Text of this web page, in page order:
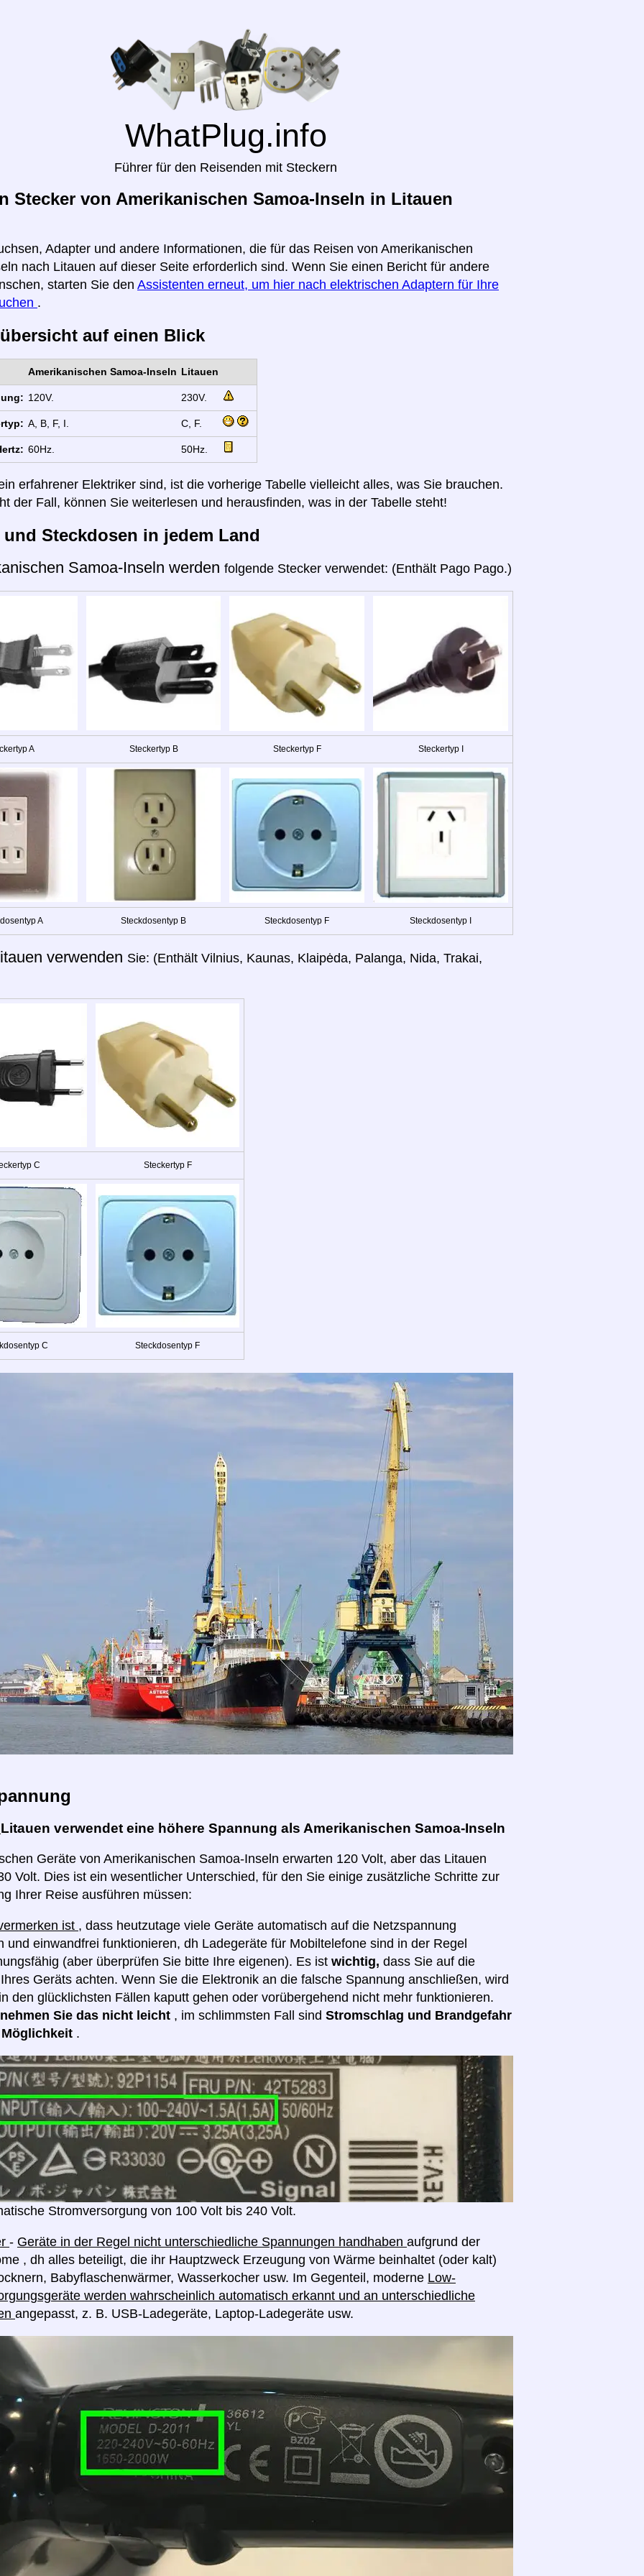
WhatPlug.info
Führer für den Reisenden mit Steckern
Stecker von Amerikanischen Samoa-Inseln in Litauen
Adapter und andere Informationen, die für das Reisen von Amerikanischen
nach Litauen auf dieser Seite erforderlich sind. Wenn Sie einen Bericht für andere
starten Sie den Assistenten erneut, um hier nach elektrischen Adaptern für Ihre
.
auf einen Blick
Amerikanischen Samoa-Inseln Litauen
120V. 230V.
A, B, F, I. C, F.
60Hz. 50Hz.
erfahrener Elektriker sind, ist die vorherige Tabelle vielleicht alles, was Sie brauchen.
der Fall, können Sie weiterlesen und herausfinden, was in der Tabelle steht!
und Steckdosen in jedem Land
Samoa-Inseln werden folgende Stecker verwendet: (Enthält Pago Pago.)
A Steckertyp B Steckertyp F Steckertyp I
A Steckdosentyp B Steckdosentyp F Steckdosentyp I
verwenden Sie: (Enthält Vilnius, Kaunas, Klaipėda, Palanga, Nida, Trakai,
C Steckertyp F
C Steckdosentyp F
Litauen verwendet eine höhere Spannung als Amerikanischen Samoa-Inseln
Geräte von Amerikanischen Samoa-Inseln erwarten 120 Volt, aber das Litauen
Volt. Dies ist ein wesentlicher Unterschied, für den Sie einige zusätzliche Schritte zur
Ihrer Reise ausführen müssen:
ist , dass heutzutage viele Geräte automatisch auf die Netzspannung
und einwandfrei funktionieren, dh Ladegeräte für Mobiltelefone sind in der Regel
(aber überprüfen Sie bitte Ihre eigenen). Es ist wichtig, dass Sie auf die
Geräts achten. Wenn Sie die Elektronik an die falsche Spannung anschließen, wird
den glücklichsten Fällen kaputt gehen oder vorübergehend nicht mehr funktionieren.
Sie das nicht leicht , im schlimmsten Fall sind Stromschlag und Brandgefahr
.
Stromversorgung von 100 Volt bis 240 Volt.
- Geräte in der Regel nicht unterschiedliche Spannungen handhaben aufgrund der
, dh alles beteiligt, die ihr Hauptzweck Erzeugung von Wärme beinhaltet (oder kalt)
Babyflaschenwärmer, Wasserkocher usw. Im Gegenteil, moderne Low-
werden wahrscheinlich automatisch erkannt und an unterschiedliche
angepasst, z. B. USB-Ladegeräte, Laptop-Ladegeräte usw.